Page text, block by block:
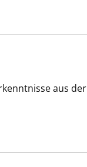
aus der